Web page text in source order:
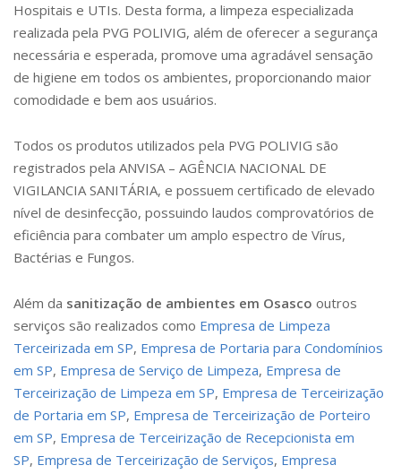
Hospitais e UTIs. Desta forma, a limpeza especializada
realizada pela PVG POLIVIG, além de oferecer a segurança
necessária e esperada, promove uma agradável sensação
de higiene em todos os ambientes, proporcionando maior
comodidade e bem aos usuários.
Todos os produtos utilizados pela PVG POLIVIG são
registrados pela ANVISA – AGÊNCIA NACIONAL DE
VIGILANCIA SANITÁRIA, e possuem certificado de elevado
nível de desinfecção, possuindo laudos comprovatórios de
eficiência para combater um amplo espectro de Vírus,
Bactérias e Fungos.
Além da sanitização de ambientes em Osasco outros
serviços são realizados como Empresa de Limpeza
Terceirizada em SP, Empresa de Portaria para Condomínios
em SP, Empresa de Serviço de Limpeza, Empresa de
Terceirização de Limpeza em SP, Empresa de Terceirização
de Portaria em SP, Empresa de Terceirização de Porteiro
em SP, Empresa de Terceirização de Recepcionista em
SP, Empresa de Terceirização de Serviços, Empresa